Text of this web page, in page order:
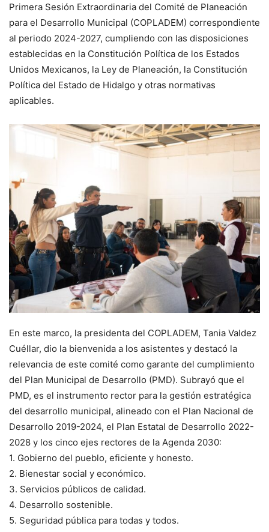
Primera Sesión Extraordinaria del Comité de Planeación
para el Desarrollo Municipal (COPLADEM) correspondiente
al periodo 2024-2027, cumpliendo con las disposiciones
establecidas en la Constitución Política de los Estados
Unidos Mexicanos, la Ley de Planeación, la Constitución
Política del Estado de Hidalgo y otras normativas
aplicables.
En este marco, la presidenta del COPLADEM, Tania Valdez
Cuéllar, dio la bienvenida a los asistentes y destacó la
relevancia de este comité como garante del cumplimiento
del Plan Municipal de Desarrollo (PMD). Subrayó que el
PMD, es el instrumento rector para la gestión estratégica
del desarrollo municipal, alineado con el Plan Nacional de
Desarrollo 2019-2024, el Plan Estatal de Desarrollo 2022-
2028 y los cinco ejes rectores de la Agenda 2030:
1. Gobierno del pueblo, eficiente y honesto.
2. Bienestar social y económico.
3. Servicios públicos de calidad.
4. Desarrollo sostenible.
5. Seguridad pública para todas y todos.